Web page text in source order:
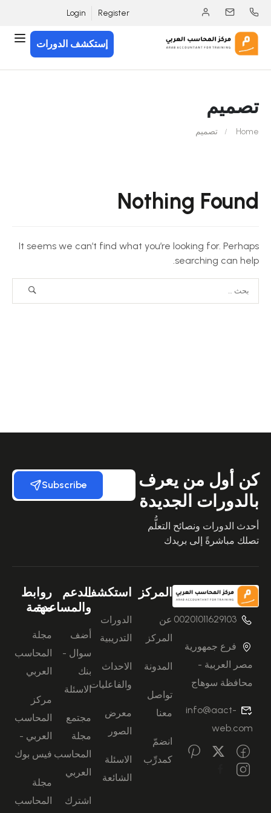
Register
Login
إستكشف الدورات
تصميم
Home تصميم
Nothing Found
It seems we can’t find what you’re looking for. Perhaps
searching can help.
كن أول من يعرف
بالدورات الجديدة
أحدث الدورات ونصائح التعلُّم
تصلك مباشرةً إلى بريدك
Subscribe
00201011629103
فرع جمهورية
مصر العربية -
محافظة سوهاج
info@aact-
web.com
المركز
عن
المركز
المدونة
تواصل
معنا
انضمّ
كمدرِّب
استكشف
الدورات
التدريبية
الاحداث
والفاعليات
معرض
الصور
الاسئلة
الشائعة
الدعم
والمساعدة
أضف
سوال -
بنك
الاسئلة
مجتمع
مجلة
المحاسب
العربي
اشترك
روابط
مهمة
مجلة
المحاسب
العربي
مركز
المحاسب
العربي -
فيس بوك
مجلة
المحاسب